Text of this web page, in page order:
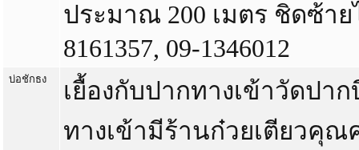
ประมาณ 200 เมตร ชิดซ้าย
8161357, 09-1346012
บ่อชักธง
เยื้องกับปากทางเข้าวัดปา
ทางเข้ามีร้านก๋วยเตียวคุณ